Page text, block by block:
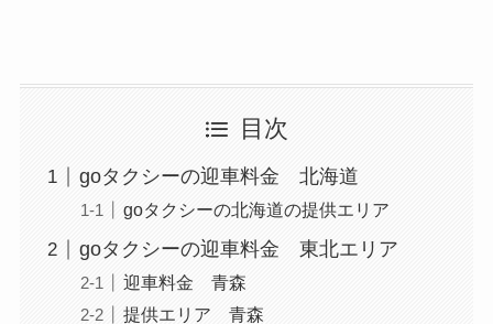
目次
goタクシーの迎車料金 北海道
goタクシーの北海道の提供エリア
goタクシーの迎車料金 東北エリア
迎車料金 青森
提供エリア 青森